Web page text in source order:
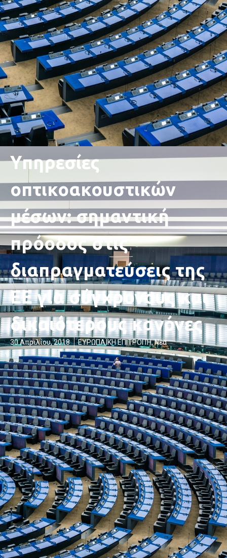
Υπηρεσίες
οπτικοακουστικών
μέσων: σημαντική
πρόοδος στις
διαπραγματεύσεις της
ΕΕ για σύγχρονους και
δικαιότερους κανόνες
30 Απριλίου, 2018 ΕΥΡΩΠΑΪΚΗ ΕΠΙΤΡΟΠΉ,Νέα